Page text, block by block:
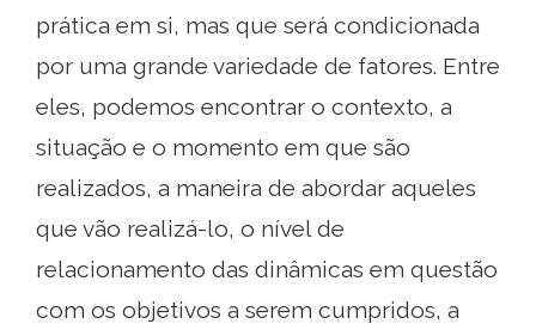
prática em si, mas que será condicionada
por uma grande variedade de fatores. Entre
eles, podemos encontrar o contexto, a
situação e o momento em que são
realizados, a maneira de abordar aqueles
que vão realizá-lo, o nível de
relacionamento das dinâmicas em questão
com os objetivos a serem cumpridos, a